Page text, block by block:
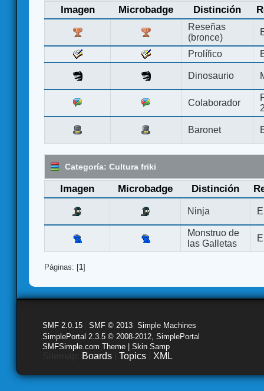
Imagen Microbadge Distinción
Reseñas
(bronce)
Prolífico
Dinosaurio
Colaborador
Baronet
Categoría: Cultura friki
Imagen Microbadge Distinción
Ninja
Monstruo de
las Galletas
Páginas: [1]
SMF 2.0.15 SMF © 2013 Simple Machines
SimplePortal 2.3.5 © 2008-2012, SimplePortal
SMFSimple.com Theme | Skin Samp
Boards Topics XML